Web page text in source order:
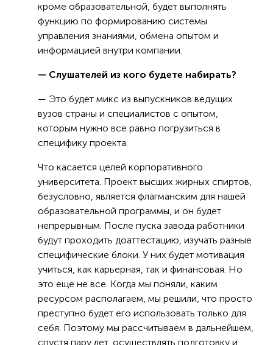
кроме образовательной, будет выполнять
функцию по формированию системы
управления знаниями, обмена опытом и
информацией внутри компании.
— Слушателей из кого будете набирать?
— Это будет микс из выпускников ведущих
вузов страны и специалистов с опытом,
которым нужно все равно погрузиться в
специфику проекта.
Что касается целей корпоративного
университета. Проект высших жирных спиртов,
безусловно, является флагманским для нашей
образовательной программы, и он будет
непрерывным. После пуска завода работники
будут проходить доаттестацию, изучать разные
специфические блоки. У них будет мотивация
учиться, как карьерная, так и финансовая. Но
это еще не все. Когда мы поняли, каким
ресурсом располагаем, мы решили, что просто
преступно будет его использовать только для
себя. Поэтому мы рассчитываем в дальнейшем,
спустя пару лет, осуществлять подготовку и